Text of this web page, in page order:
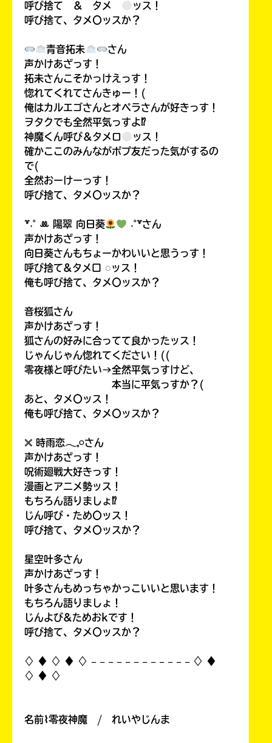
呼び捨て ＆ タメ
ッス！
呼び捨て、タメ〇ッスか？
青音拓未
さん
声かけあざっす！
拓未さんこそかっけえっす！
惚れてくれてさんきゅー！(
俺はカルエゴさんとオペラさんが好きっす！
ヲタクでも全然平気っすよ⁉
神魔くん呼び＆タメロ
ッス！
確かここのみんながポプ友だった気がするの
で(
全然おーけーっす！
呼び捨て、タメ〇ッスか？
꒷˖˚ ꔛ‬ 陽翠 向日葵
˖˚꒷さん
声かけあざっす！
向日葵さんもちょーかわいいと思うっす！
呼び捨て&タメ口 ◌ッス！
俺も呼び捨て、タメ〇ッスか？
音桜狐さん
声かけあざっす！
狐さんの好みに合ってて良かったッス！
じゃんじゃん惚れてください！((
零夜様と呼びたい→全然平気っすけど、
本当に平気っすか？(
あと、タメ〇ッス！
俺も呼び捨て、タメ〇ッスか？
𓏴 時雨恋𓂃𓈒𓏸さん
声かけあざっす！
呪術廻戦大好きっす！
漫画とアニメ勢ッス！
もちろん語りましょ⁉
じん呼び・ため〇ッス！
呼び捨て、タメ〇ッスか？
星空叶多さん
声かけあざっす！
叶多さんもめっちゃかっこいいと思います！
もちろん語りましょ！
じんよび&ためおkです！
呼び捨て、タメ〇ッスか？
♢ ♦︎ ♢ ♦︎ ♢ 𓐄 𓐄 𓐄 𓐄 𓐄 𓐄 𓐄 𓐄 𓐄 𓐄 𓐄 𓐄 ♢ ♦︎
♢ ♦︎ ♢
名前⌇零夜神魔 / れいやじんま